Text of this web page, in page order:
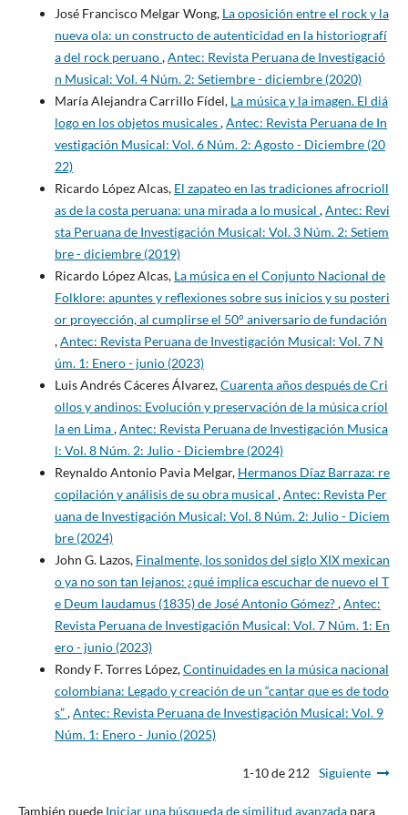
José Francisco Melgar Wong, La oposición entre el rock y la
nueva ola: un constructo de autenticidad en la historiografí
a del rock peruano,Antec: Revista Peruana de Investigació
n Musical: Vol. 4 Núm. 2: Setiembre - diciembre (2020)
María Alejandra Carrillo Fídel, La música y la imagen. El diá
logo en los objetos musicales,Antec: Revista Peruana de In
vestigación Musical: Vol. 6 Núm. 2: Agosto - Diciembre (20
22)
Ricardo López Alcas, El zapateo en las tradiciones afrocrioll
as de la costa peruana: una mirada a lo musical ,Antec: Revi
sta Peruana de Investigación Musical: Vol. 3 Núm. 2: Setiem
bre - diciembre (2019)
Ricardo López Alcas, La música en el Conjunto Nacional de
Folklore: apuntes y reflexiones sobre sus inicios y su posteri
or proyección, al cumplirse el 50° aniversario de fundación
,Antec: Revista Peruana de Investigación Musical: Vol. 7 N
úm. 1: Enero - junio (2023)
Luis Andrés Cáceres Álvarez,Cuarenta años después de Cri
ollos y andinos: Evolución y preservación de la música criol
la en Lima,Antec: Revista Peruana de Investigación Musica
l: Vol. 8 Núm. 2: Julio - Diciembre (2024)
Reynaldo Antonio Pavia Melgar, Hermanos Díaz Barraza: re
copilación y análisis de su obra musical ,Antec: Revista Per
uana de Investigación Musical: Vol. 8 Núm. 2: Julio - Diciem
bre (2024)
John G. Lazos, Finalmente, los sonidos del siglo XIX mexican
o ya no son tan lejanos: ¿qué implica escuchar de nuevo el T
e Deum laudamus (1835) de José Antonio Gómez?,Antec:
Revista Peruana de Investigación Musical: Vol. 7 Núm. 1: En
ero - junio (2023)
Rondy F. Torres López,Continuidades en la música nacional
colombiana: Legado y creación de un “cantar que es de todo
s”,Antec: Revista Peruana de Investigación Musical: Vol. 9
Núm. 1: Enero - Junio (2025)
1-10 de 212 Siguiente
También puede Iniciar una búsqueda de similitud avanzadapara